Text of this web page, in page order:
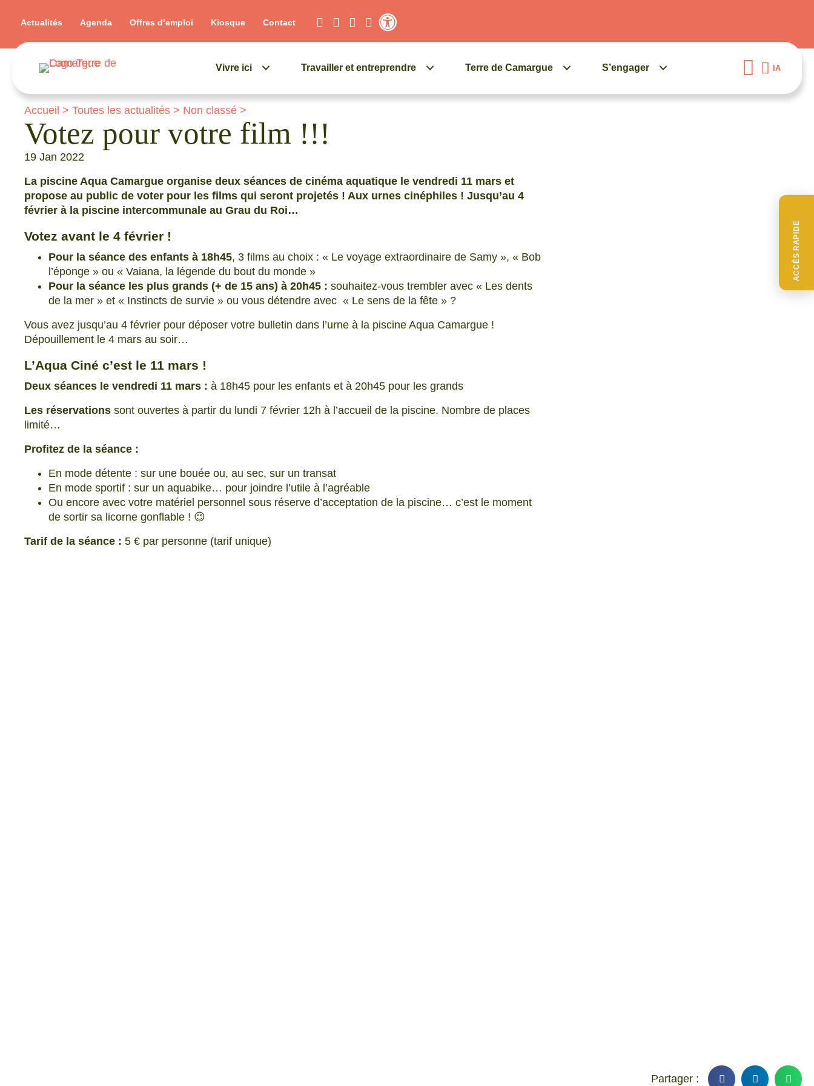
ACCÈS RAPIDE
Actualités Agenda Offres d’emploi Kiosque
Contact
Vivre ici Travailler et entreprendre Terre de Camargue S’engager IA
Accueil > Toutes les actualités > Non classé >
Votez pour votre film !!!
19 Jan 2022
La piscine Aqua Camargue organise deux séances de cinéma aquatique le vendredi 11 mars et
propose au public de voter pour les films qui seront projetés ! Aux urnes cinéphiles ! Jusqu’au 4
février à la piscine intercommunale au Grau du Roi…
Votez avant le 4 février !
Pour la séance des enfants à 18h45, 3 films au choix : « Le voyage extraordinaire de Samy », « Bob
l’éponge » ou « Vaiana, la légende du bout du monde »
Pour la séance les plus grands (+ de 15 ans) à 20h45 : souhaitez-vous trembler avec « Les dents
de la mer » et « Instincts de survie » ou vous détendre avec « Le sens de la fête » ?
Vous avez jusqu’au 4 février pour déposer votre bulletin dans l’urne à la piscine Aqua Camargue !
Dépouillement le 4 mars au soir…
L’Aqua Ciné c’est le 11 mars !
Deux séances le vendredi 11 mars : à 18h45 pour les enfants et à 20h45 pour les grands
Les réservations sont ouvertes à partir du lundi 7 février 12h à l’accueil de la piscine. Nombre de places
limité…
Profitez de la séance :
En mode détente : sur une bouée ou, au sec, sur un transat
En mode sportif : sur un aquabike… pour joindre l’utile à l’agréable
Ou encore avec votre matériel personnel sous réserve d’acceptation de la piscine… c’est le moment
de sortir sa licorne gonflable ! 😉
Tarif de la séance : 5 € par personne (tarif unique)